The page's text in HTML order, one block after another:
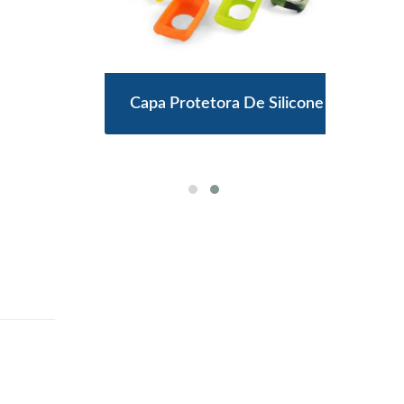
Capa Protetora De Silicone